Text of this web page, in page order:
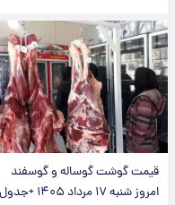
قیمت گوشت گوساله و گوسفند
امروز شنبه ۱۷ مرداد ۱۴۰۵ +جدول